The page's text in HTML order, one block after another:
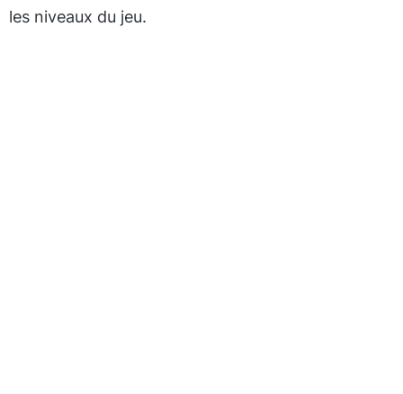
les niveaux du jeu.